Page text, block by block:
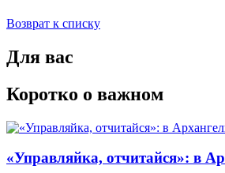
Возврат к списку
Для вас
Коротко о важном
«Управляйка, отчитайся»: в